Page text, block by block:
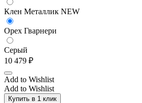
Клен Металлик NEW
Орех Гварнери
Серый
10 479 ₽
Add to Wishlist
Add to Wishlist
Купить в 1 клик